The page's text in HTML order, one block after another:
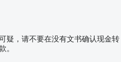
疑，请不要在没有文书确认现金转
。